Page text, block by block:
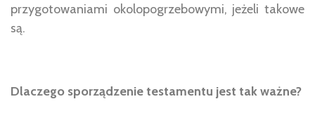
przygotowaniami okolopogrzebowymi, jeżeli takowe
są.
Dlaczego sporządzenie testamentu jest tak ważne?